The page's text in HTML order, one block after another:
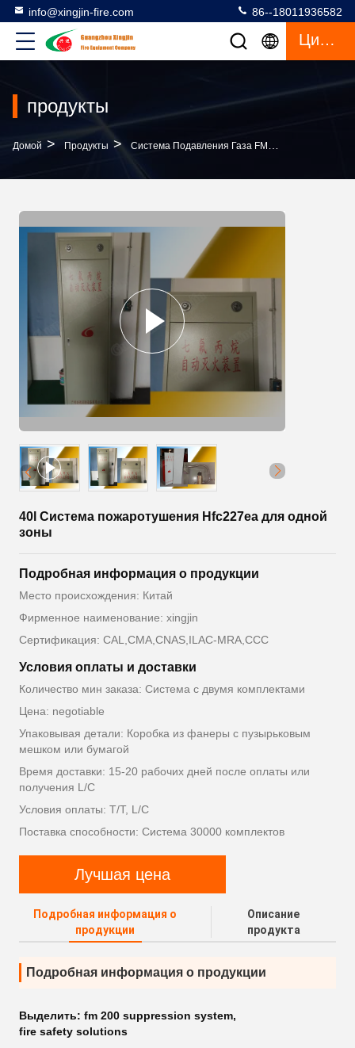
info@xingjin-fire.com 86--18011936582
Цитата
продукты
Домой > Продукты > Система Подавления Газа FM200
40l Система пожаротушения Hfc227ea для одной
зоны
Подробная информация о продукции
Место происхождения: Китай
Фирменное наименование: xingjin
Сертификация: CAL,CMA,CNAS,ILAC-MRA,CCC
Условия оплаты и доставки
Количество мин заказа: Система с двумя комплектами
Цена: negotiable
Упаковывая детали: Коробка из фанеры с пузырьковым
мешком или бумагой
Время доставки: 15-20 рабочих дней после оплаты или
получения L/C
Условия оплаты: T/T, L/C
Поставка способности: Система 30000 комплектов
Лучшая цена
Подробная информация о
продукции
Описание
продукта
Подробная информация о продукции
Выделить: fm 200 suppression system,
fire safety solutions